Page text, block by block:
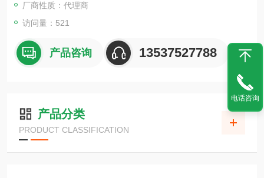
厂商性质：代理商
访问量：521
产品咨询 13537527788
产品分类
PRODUCT CLASSIFICATION
电话咨询